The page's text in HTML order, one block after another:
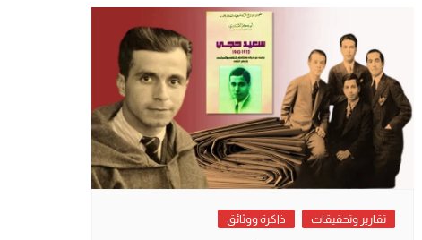
تقارير وتحقيقات ذاكرة ووثائق